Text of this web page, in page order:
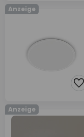
Anzeige
Anzeige